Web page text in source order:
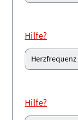
Hilfe?
Hilfe?